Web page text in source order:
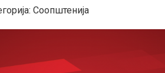
Соопштенија